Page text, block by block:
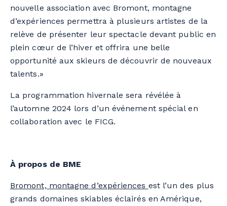
nouvelle association avec Bromont, montagne
d’expériences permettra à plusieurs artistes de la
relève de présenter leur spectacle devant public en
plein cœur de l’hiver et offrira une belle
opportunité aux skieurs de découvrir de nouveaux
talents.»
La programmation hivernale sera révélée à
l’automne 2024 lors d’un événement spécial en
collaboration avec le FICG.
À propos de BME
Bromont, montagne d’expériences est l’un des plus
grands domaines skiables éclairés en Amérique,